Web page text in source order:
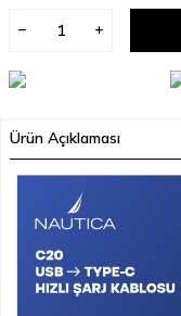
Ürün Açıklaması